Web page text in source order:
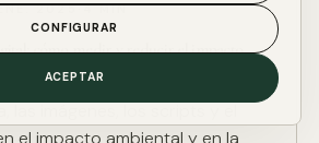
2025·4 MIN
cómo medir y reducir el impacto
las imágenes, los scripts y el
el impacto ambiental y en la
CONFIGURAR
ACEPTAR